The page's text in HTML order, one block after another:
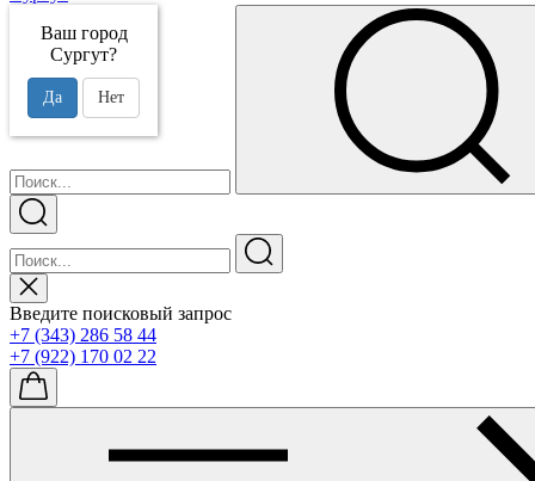
Ваш город
Сургут?
Да Нет
Введите поисковый запрос
+7 (343) 286 58 44
+7 (922) 170 02 22